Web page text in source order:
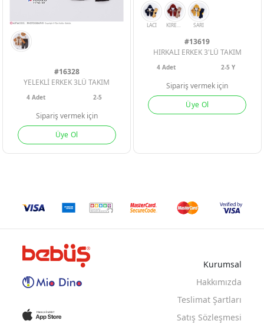
#16328
YELEKLİ ERKEK 3LÜ TAKIM
4 Adet 2-5
Sipariş vermek için
Üye Ol
LACI SARI
#13619
HIRKALI ERKEK 3'LÜ TAKIM
4Adet 2-5 Y
Sipariş vermek için
Üye Ol
Kurumsal
Hakkımızda
Teslimat Şartları
Satış Sözleşmesi